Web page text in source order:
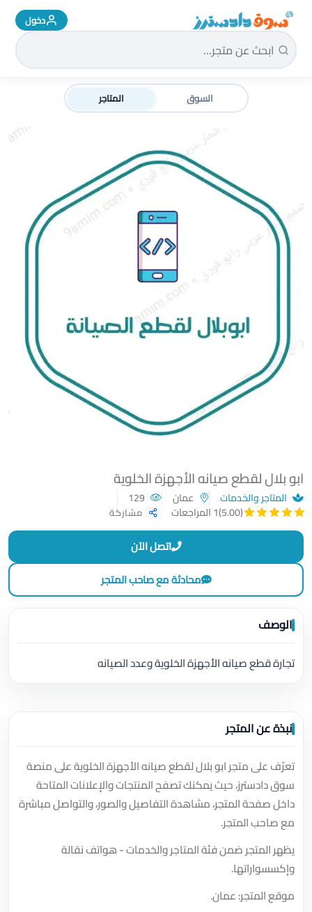
سوق دادسترز الرئيسية دخول
السوق المتاجر
ابو بلال لقطع صيانه الأجهزة الخلوية
المتاجر والخدمات عمان
(5.00)
1 المراجعات مشاركة
اتصل الآن
محادثة مع صاحب المتجر
الوصف
تجارة قطع صيانه الأجهزة الخلوية وعدد الصيانه
نبذة عن المتجر
تعرّف على متجر ابو بلال لقطع صيانه الأجهزة الخلوية على منصة
سوق دادسترز، حيث يمكنك تصفح المنتجات والإعلانات المتاحة
داخل صفحة المتجر، مشاهدة التفاصيل والصور، والتواصل مباشرة
مع صاحب المتجر.
يظهر المتجر ضمن فئة المتاجر والخدمات - هواتف نقالة
وإكسسواراتها.
موقع المتجر: عمان.